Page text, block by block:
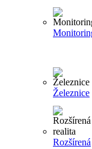
Železnice
Rozšírená